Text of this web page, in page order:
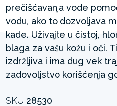
prečišćavanja vode
vodu, ako to dozvoljava
kade. Uživajte u čistoj,
blaga za vašu kožu i oči.
izdržljiva i ima dug vek
zadovoljstvo korišćenja
SKU 28530